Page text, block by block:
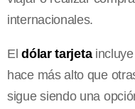
internacionales.
Eldólar tarjetaincluye
hace más alto que
sigue siendo una